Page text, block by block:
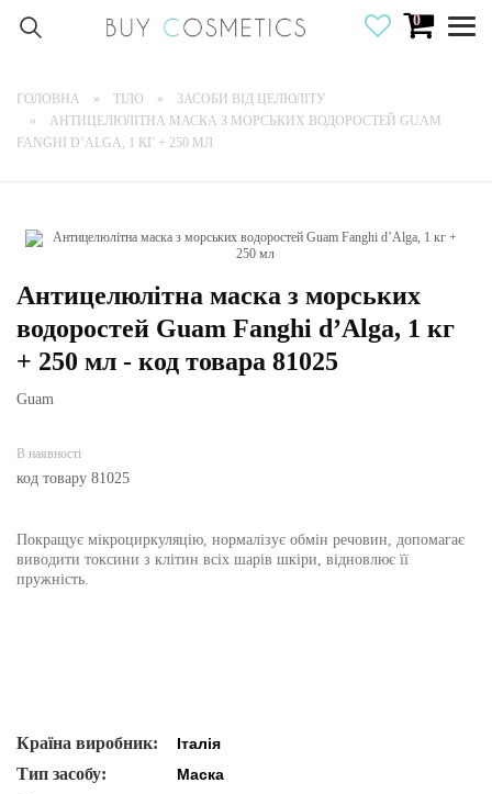
0
ГОЛОВНА ТІЛО
ЗАСОБИ ВІД ЦЕЛЮЛІТУ
АНТИЦЕЛЮЛІТНА МАСКА З МОРСЬКИХ ВОДОРОСТЕЙ GUAM
FANGHI D’ALGA, 1 КГ + 250 МЛ
Антицелюлітна маска з морських
водоростей Guam Fanghi d’Alga, 1 кг
+ 250 мл - код товара 81025
Guam
В наявності
код товару 81025
Покращує мікроциркуляцію, нормалізує обмін речовин, допомагає
виводити токсини з клітин всіх шарів шкіри, відновлює її
пружність.
Країна виробник: Італія
Тип засобу: Маска